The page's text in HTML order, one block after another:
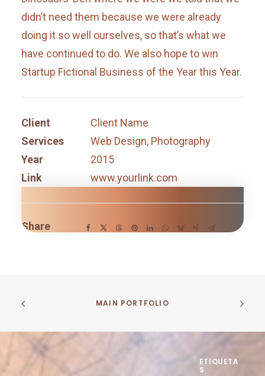
didn’t need them because we were already
doing it so well ourselves, so that’s what we
have continued to do. We also hope to win
Startup Fictional Business of the Year this Year.
Client
Client Name
Services
Web Design, Photography
Year
2015
Link
www.yourlink.com
Share
MAIN PORTFOLIO
ETIQUETA
S